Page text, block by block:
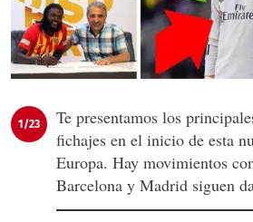
1/23
Te presentamos los
fichajes en el inicio de esta
Europa. Hay movimientos
Barcelona y Madrid siguen